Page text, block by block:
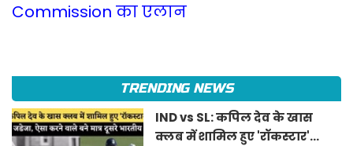
Commission का एलान
TRENDING NEWS
IND vs SL: कपिल देव के खास
क्लब में शामिल हुए 'रॉकस्टार'